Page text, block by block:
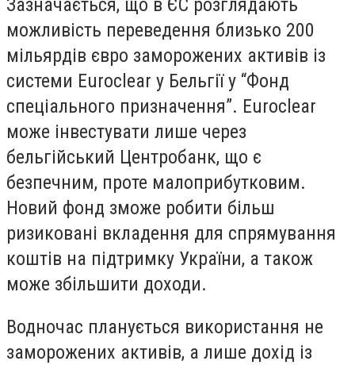
Зазначається, що в ЄС розглядають
можливість переведення близько 200
мільярдів євро заморожених активів із
системи Euroclear у Бельгії у “Фонд
спеціального призначення”. Euroclear
може інвестувати лише через
бельгійський Центробанк, що є
безпечним, проте малоприбутковим.
Новий фонд зможе робити більш
ризиковані вкладення для спрямування
коштів на підтримку України, а також
може збільшити доходи.
Водночас планується використання не
заморожених активів, а лише дохід із